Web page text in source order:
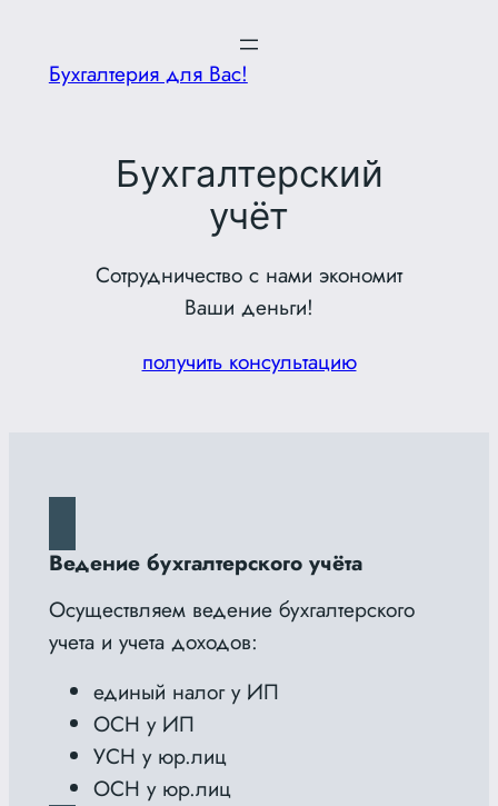
содержимому
Бухгалтерия для Вас!
Бухгалтерский
учёт
Сотрудничество с нами экономит
Ваши деньги!
получить консультацию
Ведение бухгалтерского учёта
Осуществляем ведение бухгалтерского
учета и учета доходов:
единый налог у ИП
ОСН у ИП
УСН у юр.лиц
ОСН у юр.лиц